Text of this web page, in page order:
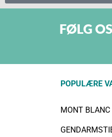
FØLG
POPULÆRE
MONT BLANC